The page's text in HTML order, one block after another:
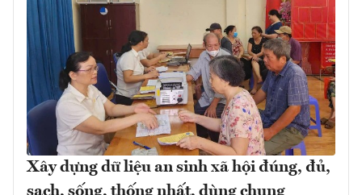
Xây dựng dữ liệu an sinh xã hội đúng, đủ,